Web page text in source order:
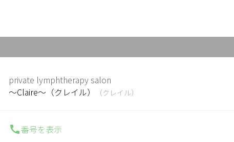
private lymphtherapy salon
～Claire～（クレイル）
（クレイル）
番号を表示